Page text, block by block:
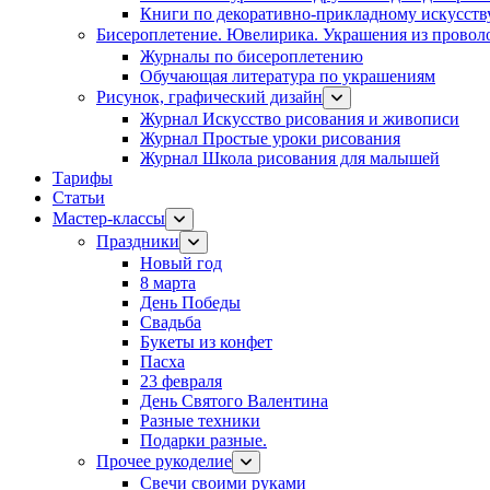
Книги по декоративно-прикладному
Бисероплетение. Ювелирика. Украшения из
Журналы по бисероплетению
Обучающая литература по украшениям
Рисунок, графический дизайн
Журнал Искусство рисования и живописи
Журнал Простые уроки рисования
Журнал Школа рисования для малышей
Тарифы
Статьи
Мастер-классы
Праздники
Новый год
8 марта
День Победы
Свадьба
Букеты из конфет
Пасха
23 февраля
День Святого Валентина
Разные техники
Подарки разные.
Прочее рукоделие
Свечи своими руками